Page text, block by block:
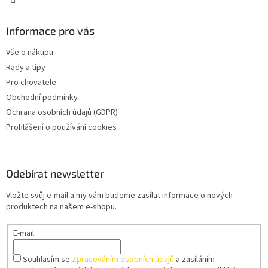
Informace pro vás
Vše o nákupu
Rady a tipy
Pro chovatele
Obchodní podmínky
Ochrana osobních údajů (GDPR)
Prohlášení o používání cookies
Odebírat newsletter
Vložte svůj e-mail a my vám budeme zasílat informace o nových
produktech na našem e-shopu.
E-mail
Souhlasím se Zpracováním osobních údajů a zasíláním